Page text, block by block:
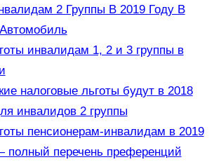
2 Группы В 2019 Году В
инвалидам 1, 2 и 3 группы в
налоговые льготы будут в 2018
инвалидов 2 группы
пенсионерам-инвалидам в 2019
полный перечень преференций